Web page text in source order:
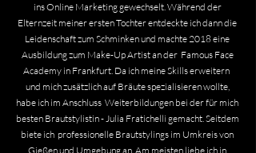
ins Online Marketing gewechselt. Während der
Elternzeit meiner ersten Tochter entdeckte ich dann die
Leidenschaft zum Schminken und machte 2018 eine
Ausbildung zum Make-Up Artist an der Famous Face
Academy in Frankfurt. Da ich meine Skills erweitern
und mich zusätzlich auf Bräute spezialisieren wollte,
habe ich im Anschluss Weiterbildungen bei der für mich
besten Brautstylistin - Julia Fratichelli gemacht. Seitdem
biete ich professionelle Brautstylings im Umkreis von
Gießen und Umgebung an. Am meisten liebe ich in